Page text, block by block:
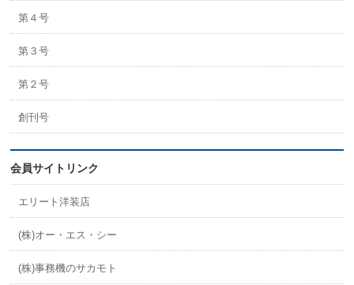
第４号
第３号
第２号
創刊号
会員サイトリンク
エリート洋装店
(株)オー・エス・シー
(株)事務機のサカモト